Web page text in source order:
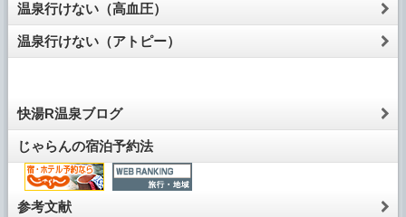
温泉行けない（高血圧）
温泉行けない（アトピー）
快湯R温泉ブログ
じゃらんの宿泊予約法
参考文献